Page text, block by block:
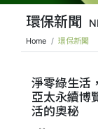
環保新聞
Home 環保新聞
淨零綠生活
亞太永續博
活的奧秘